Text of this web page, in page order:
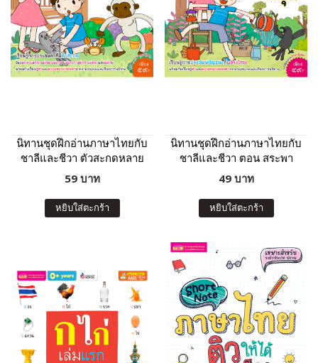
นิทานชุดฝึกอ่านภาษาไทยกับ
ชาลีและชีวา ตัวสะกดหลาย
มาตรา
59 บาท
หยิบใส่ตะกร้า
นิทานชุดฝึกอ่านภาษาไทยกับ
ชาลีและชีวา ตอน สระพา
สนุก
49 บาท
หยิบใส่ตะกร้า